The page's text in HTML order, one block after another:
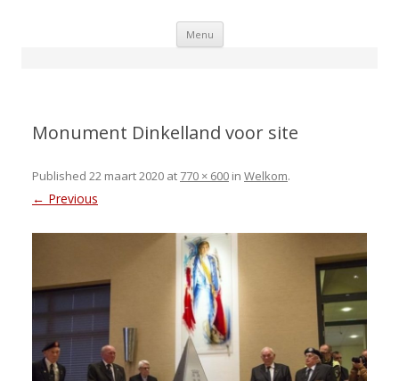
Menu Skip
Monument Dinkelland voor site
Published 22 maart 2020 at 770 × 600 in Welkom.
← Previous